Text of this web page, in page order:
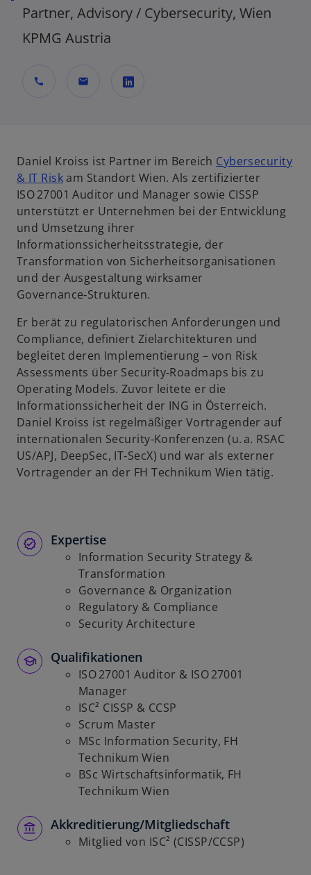
Partner, Advisory / Cybersecurity, Wien
KPMG Austria
call mail
d
i
n
e
i
n
e
r
n
u
e
n
R
e
g
s
t
e
t
e
g
e
ö
f
n
e
t
Daniel Kroiss ist Partner im Bereich Cybersecurity
& IT Riskam Standort Wien. Als zertifizierter
ISO 27001 Auditor und Manager sowie CISSP
unterstützt er Unternehmen bei der Entwicklung
und Umsetzung ihrer
Informationssicherheitsstrategie, der
Transformation von Sicherheitsorganisationen
und der Ausgestaltung wirksamer
Governance‑Strukturen.
Er berät zu regulatorischen Anforderungen und
Compliance, definiert Zielarchitekturen und
begleitet deren Implementierung – von Risk
Assessments über Security‑Roadmaps bis zu
Operating Models. Zuvor leitete er die
Informationssicherheit der ING in Österreich.
Daniel Kroiss ist regelmäßiger Vortragender auf
internationalen Security‑Konferenzen (u. a. RSAC
US/APJ, DeepSec, IT‑SecX) und war als externer
Vortragender an der FH Technikum Wien tätig.
Expertise
Information Security Strategy &
Transformation
Governance & Organization
Regulatory & Compliance
Security Architecture
Qualifikationen
ISO 27001 Auditor & ISO 27001
Manager
ISC² CISSP & CCSP
Scrum Master
MSc Information Security, FH
Technikum Wien
BSc Wirtschaftsinformatik, FH
Technikum Wien
Akkreditierung/Mitgliedschaft
Mitglied von ISC² (CISSP/CCSP)